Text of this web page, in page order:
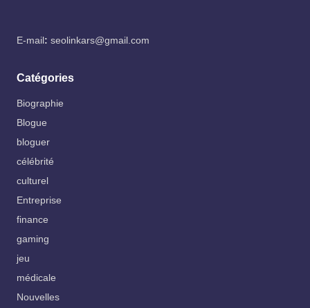
E-mail : seolinkars@gmail.com
Catégories
Biographie
Blogue
bloguer
célébrité
culturel
Entreprise
finance
gaming
jeu
médicale
Nouvelles